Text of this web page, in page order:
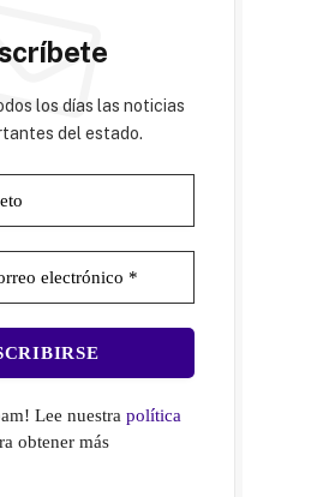
los días las noticias
del estado.
Lee nuestrapolítica
obtener más